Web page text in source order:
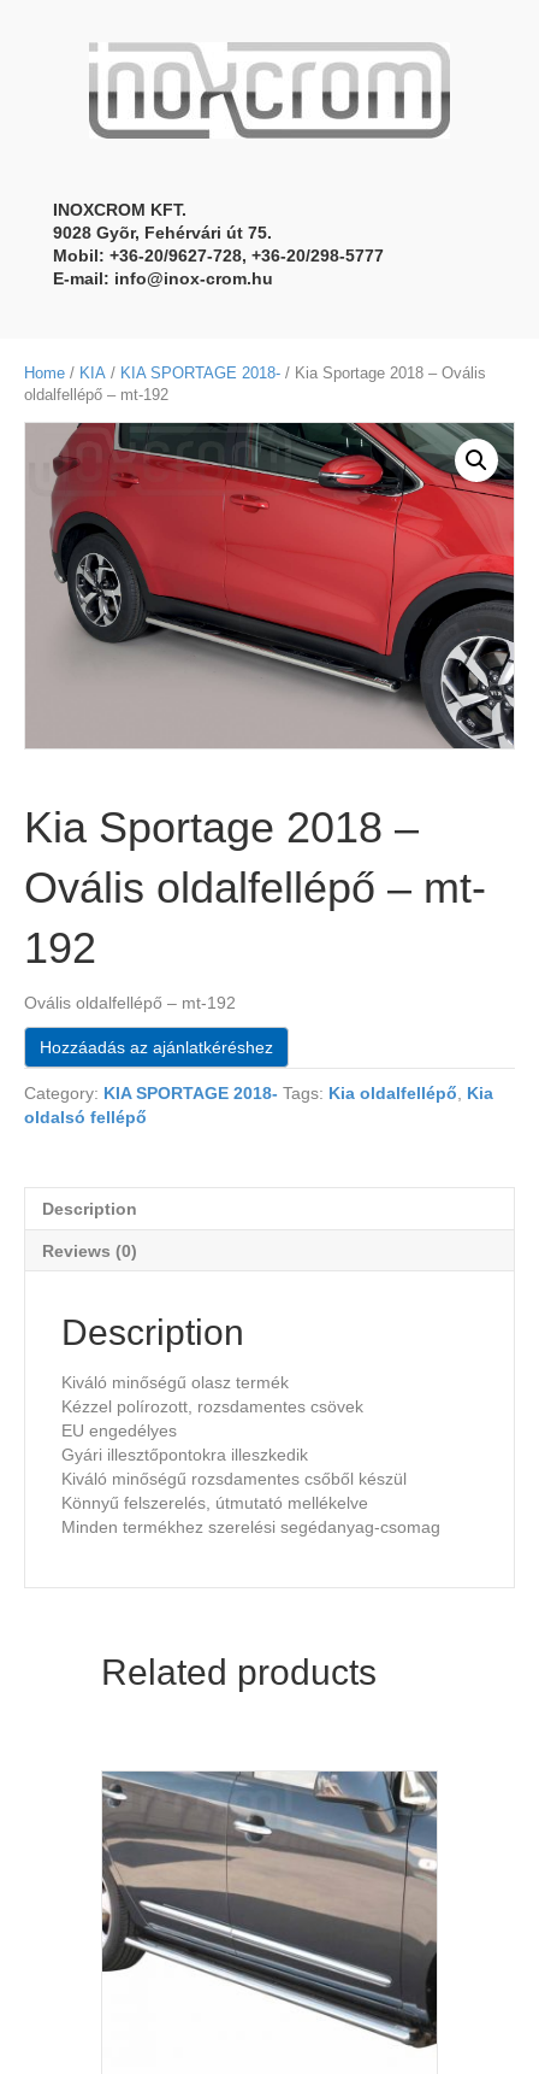
INOXCROM KFT.
9028 Gyõr, Fehérvári út 75.
Mobil: +36-20/9627-728, +36-20/298-5777
E-mail: info@inox-crom.hu
Home / KIA / KIA SPORTAGE 2018- / Kia Sportage 2018 – Ovális
oldalfellépő – mt-192
Kia Sportage 2018 –
Ovális oldalfellépő – mt-
192
Ovális oldalfellépő – mt-192
Hozzáadás az ajánlatkéréshez
Category: KIA SPORTAGE 2018- Tags: Kia oldalfellépő, Kia
oldalsó fellépő
Description
Reviews (0)
Description
Kiváló minőségű olasz termék
Kézzel polírozott, rozsdamentes csövek
EU engedélyes
Gyári illesztőpontokra illeszkedik
Kiváló minőségű rozsdamentes csőből készül
Könnyű felszerelés, útmutató mellékelve
Minden termékhez szerelési segédanyag-csomag
Related products